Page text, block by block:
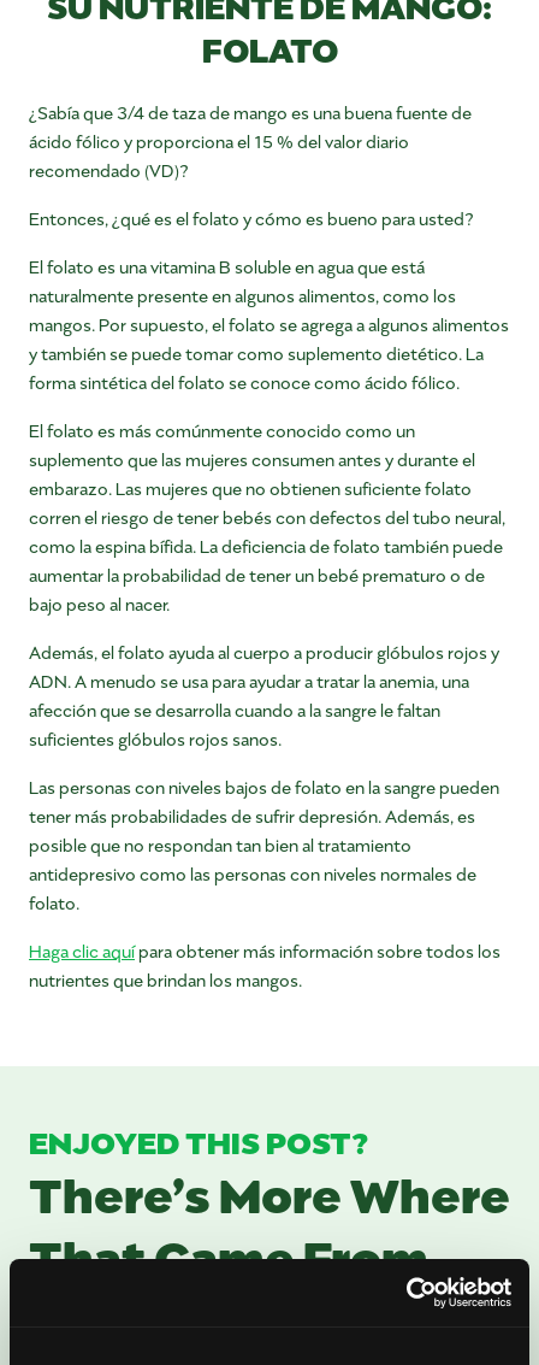
FOLATO
¿Sabía que 3/4 de taza de mango es una buena fuente de
ácido fólico y proporciona el 15 % del valor diario
recomendado (VD)?
Entonces, ¿qué es el folato y cómo es bueno para usted?
El folato es una vitamina B soluble en agua que está
naturalmente presente en algunos alimentos, como los
mangos. Por supuesto, el folato se agrega a algunos alimentos
y también se puede tomar como suplemento dietético.La
forma sintética del folato se conoce como ácido fólico.
El folato es más comúnmente conocido como un
suplemento que las mujeres consumen antes y durante el
embarazo. Las mujeres que no obtienen suficiente folato
corren el riesgo de tener bebés con defectos del tubo neural,
como la espina bífida. La deficiencia de folato también puede
aumentar la probabilidad de tener un bebé prematuro o de
bajo peso al nacer.
Además, el folato ayuda al cuerpo a producir glóbulos rojos y
ADN. A menudo se usa para ayudar a tratar la anemia, una
afección que se desarrolla cuando a la sangre le faltan
suficientes glóbulos rojos sanos.
Las personas con niveles bajos de folato en la sangre pueden
tener más probabilidades de sufrir depresión. Además, es
posible que no respondan tan bien al tratamiento
antidepresivo como las personas con niveles normales de
folato.
Haga clic aquípara obtener más información sobre todos los
nutrientes que brindan los mangos.
ENJOYED THIS POST?
There’s More Where
That Came From
Sign up for our newsletter to get fresh